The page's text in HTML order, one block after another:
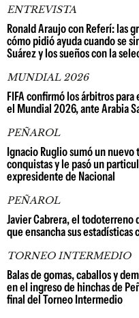
ENTREVISTA
Ronald Araujo con Referí: las
cómo pidió ayuda cuando se
Suárez y los sueños con la
MUNDIAL 2026
FIFA confirmó los árbitros
el Mundial 2026, ante Arabia
PEÑAROL
Ignacio Ruglio sumó un
conquistas y le pasó un
expresidente de Nacional
PEÑAROL
Javier Cabrera, el todoterreno
que ensancha sus estadísticas
TORNEO INTERMEDIO
Balas de gomas, caballos y
en el ingreso de hinchas de
final del Torneo Intermedio